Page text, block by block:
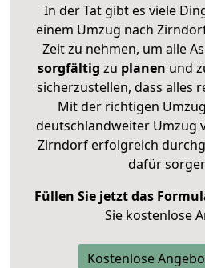
In der Tat gibt es viele
einem Umzug nach
Zeit zu nehmen, um alle
sorgfältig zu planen und
sicherzustellen, dass alles
Mit der richtigen
deutschlandweiter Umzug
Zirndorf erfolgreich
dafür
Füllen Sie jetzt das
Sie kostenlose
Kostenlose